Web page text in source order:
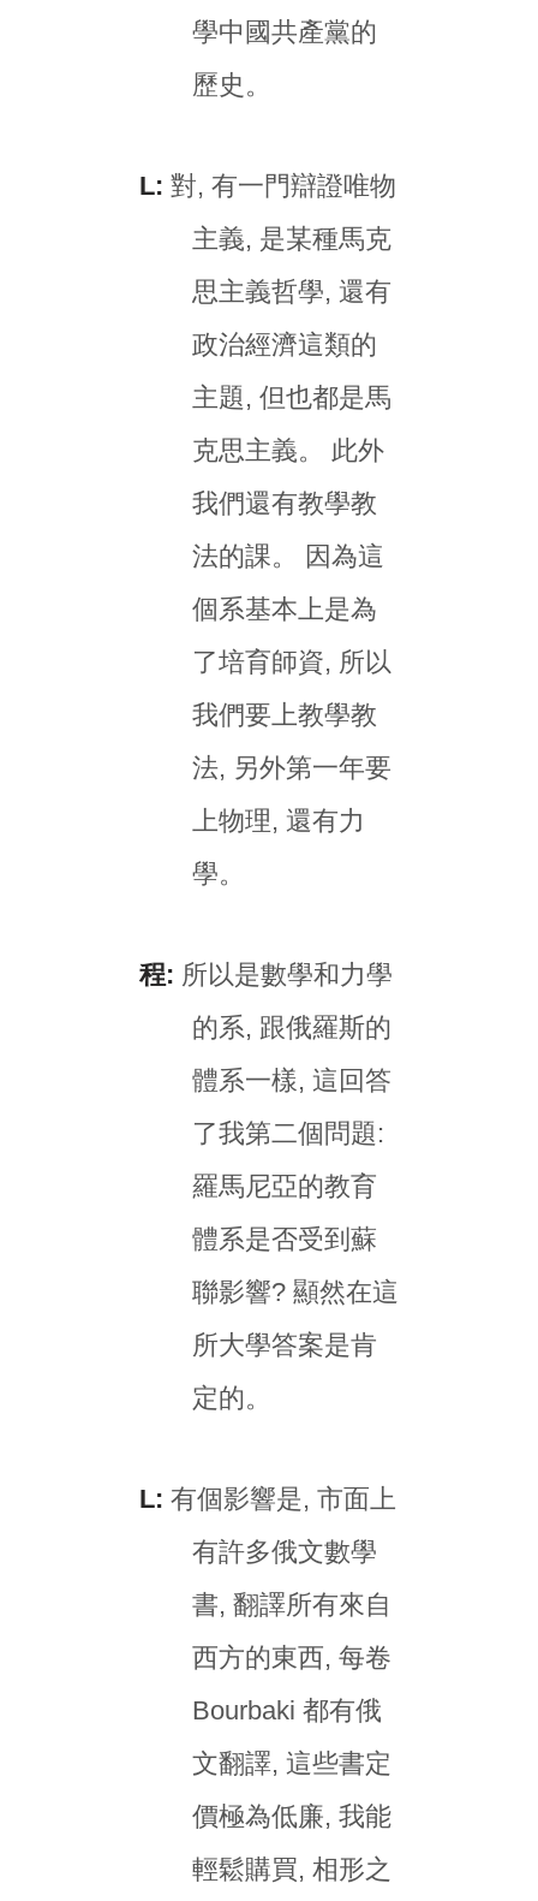
學中國共產黨的
歷史。
L: 對, 有一門辯證唯物
主義, 是某種馬克
思主義哲學, 還有
政治經濟這類的
主題, 但也都是馬
克思主義。 此外
我們還有教學教
法的課。 因為這
個系基本上是為
了培育師資, 所以
我們要上教學教
法, 另外第一年要
上物理, 還有力
學。
程: 所以是數學和力學
的系, 跟俄羅斯的
體系一樣, 這回答
了我第二個問題:
羅馬尼亞的教育
體系是否受到蘇
聯影響? 顯然在這
所大學答案是肯
定的。
L: 有個影響是, 市面上
有許多俄文數學
書, 翻譯所有來自
西方的東西, 每卷
Bourbaki 都有俄
文翻譯, 這些書定
價極為低廉, 我能
輕鬆購買, 相形之